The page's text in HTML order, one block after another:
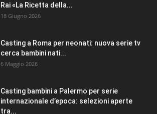
Rai «La Ricetta della...
18 Giugno 2026
Casting a Roma per neonati: nuova serie tv
cerca bambini nati...
6 Maggio 2026
Casting bambini a Palermo per serie
internazionale d’epoca: selezioni aperte
tra...